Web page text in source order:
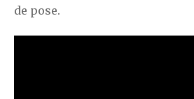
de pose.